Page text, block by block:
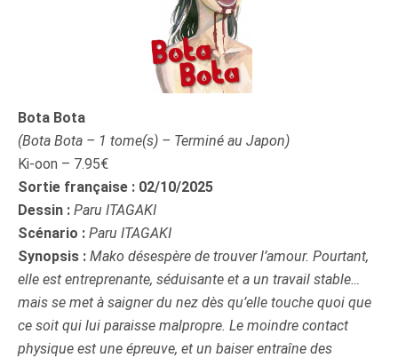
Bota Bota
(Bota Bota – 1 tome(s) – Terminé au Japon)
Ki-oon – 7.95€
Sortie française : 02/10/2025
Dessin : Paru ITAGAKI
Scénario : Paru ITAGAKI
Synopsis : Mako désespère de trouver l’amour. Pourtant,
elle est entreprenante, séduisante et a un travail stable…
mais se met à saigner du nez dès qu’elle touche quoi que
ce soit qui lui paraisse malpropre. Le moindre contact
physique est une épreuve, et un baiser entraîne des